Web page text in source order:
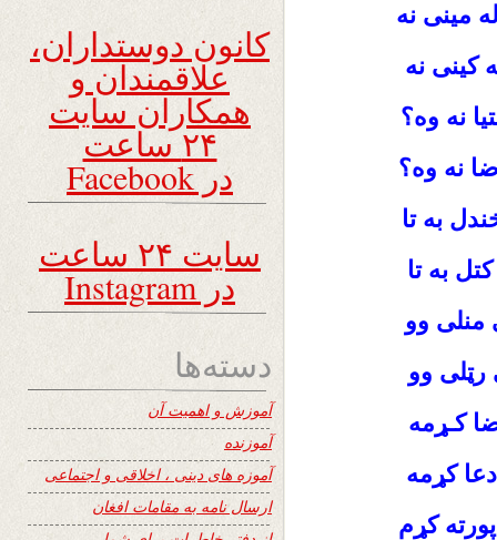
مینی نه
کینی نه
نه وه؟
نه وه؟
به تا
به تا
وو
وو
کـړمه
کړمه
کړم
کانون دوستداران،
علاقمندان و
همکاران سایت
۲۴ ساعت
در Facebook
سایت ۲۴ ساعت
در Instagram
دسته‌ها
آموزش و اهمیت آن
آموزنده
آموزه های دینی ، اخلاقی و اجتماعی
ارسال نامه به مقامات افغان